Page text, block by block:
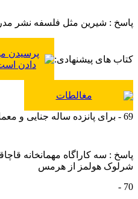
پاسخ : شیرین مثل فلسفه نشر
کتاب های پیشنهادی:
پرسیدن
دادن
مغالطات
69 - برای پانزده ساله جنایی و معمایی
پاسخ : سه کاراگاه مهمانخانه
شرلوک هولمز از هرمس
70 -